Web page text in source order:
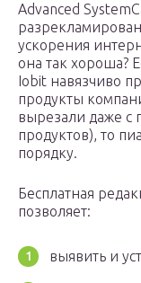
Advanced
ускорения
она так хороша?
Iobit навязчиво
продукты
вырезали даже с
продуктов), то
порядку.
Бесплатная
позволяет:
выявить и